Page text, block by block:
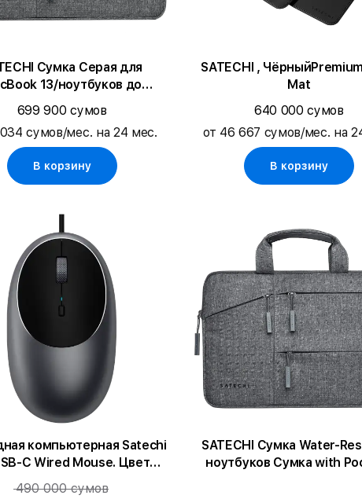
Сумка Серая для
13/ноутбуков до
Pro 14/MacBook Air
13/MacBook Pro 13
699 900 сумов
сумов/мес. на 24 мес.
В корзину
SATECHI ,
Mat
640 000 сумов
от 46 667 сумов/мес. на
В корзину
компьютерная Satechi
C Wired Mouse. Цвет
серый космос.
490 000 сумов
SATECHI Сумка Water-
ноутбуков Сумка with